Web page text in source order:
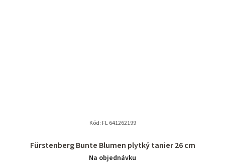
Fürstenberg Bunte Blumen plytký tanier 26 cm
Na objednávku
Kód: FL 641262199